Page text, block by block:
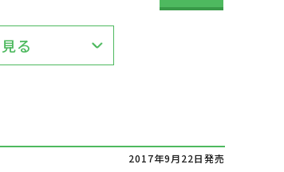
る
2017年9月22日発売